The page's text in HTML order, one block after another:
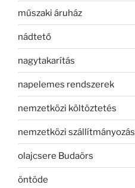
műszaki áruház
nádtető
nagytakarítás
napelemes rendszerek
nemzetközi költöztetés
nemzetközi szállítmányozás
olajcsere Budaörs
öntöde